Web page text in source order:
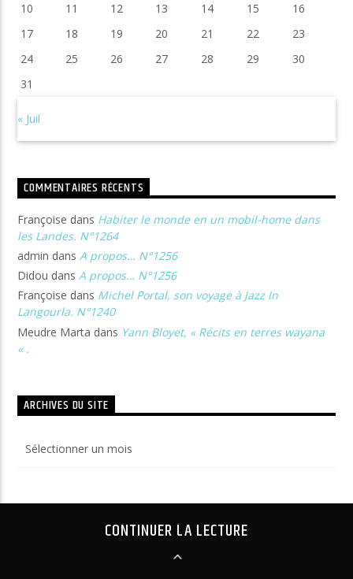
10
11 12 13 14 15
16
17
18 19 20 21 22
23
24
25 26 27 28 29
30
31
« Juil
COMMENTAIRES RÉCENTS
Françoise dans Habiter le monde en un mobil-home dans
les Landes. N°1264
admin dansA propos… N°1256
Didou dansA propos… N°1256
Françoise dans Michel Portal, son voyage à Jazz In
Langourla. N°1240
Meudre Marta dans Yann Bloyet, « Récits en terres wayana
« .
ARCHIVES DU SITE
du
CONTINUER LA LECTURE